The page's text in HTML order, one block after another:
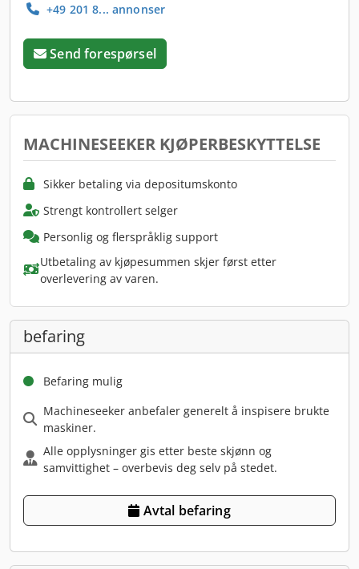
+49 201 8... annonser
Send forespørsel
MACHINESEEKER KJØPERBESKYTTELSE
Sikker betaling via depositumskonto
Strengt kontrollert selger
Personlig og flerspråklig support
Utbetaling av kjøpesummen skjer først etter
overlevering av varen.
befaring
Befaring mulig
Machineseeker anbefaler generelt å inspisere brukte
maskiner.
Alle opplysninger gis etter beste skjønn og
samvittighet – overbevis deg selv på stedet.
Avtal befaring